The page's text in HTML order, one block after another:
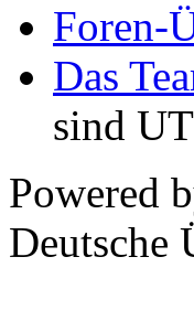
Foren-
Das
sind
Powered
Deutsche